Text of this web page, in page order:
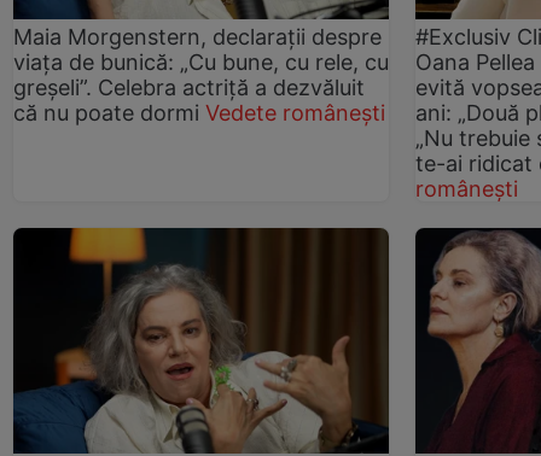
Maia Morgenstern, declarații despre
viața de bunică: „Cu bune, cu rele, cu
greșeli”. Celebra actriță a dezvăluit
că nu poate dormi Vedete românești
#Exclusiv
Oana
evită
ani: „Două
„Nu trebuie
te-ai ridicat
românești